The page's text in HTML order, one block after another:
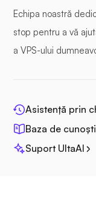
Jitsi
Echipa noastră
stop pentru a vă
a VPS-ului
Asistență prin
Baza de
Suport UltaAI